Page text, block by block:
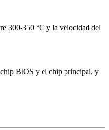
300-350 °C y la velocidad del
chip BIOS y el chip principal, y